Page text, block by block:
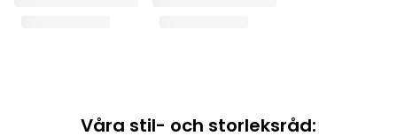
Våra stil- och storleksråd: